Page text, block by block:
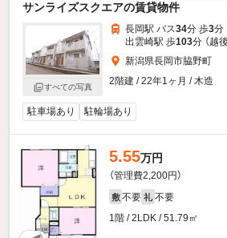
サンライズスクエアの賃貸物件
すべての写真
長岡駅 バス34分 歩3分
出雲崎駅 歩103分 （越
新潟県長岡市脇野町
2階建 / 22年1ヶ月 / 木造
駐車場あり 駐輪場あり
5.55万円
（管理費2,200円）
敷 不要 礼 不要
1階 / 2LDK / 51.79㎡